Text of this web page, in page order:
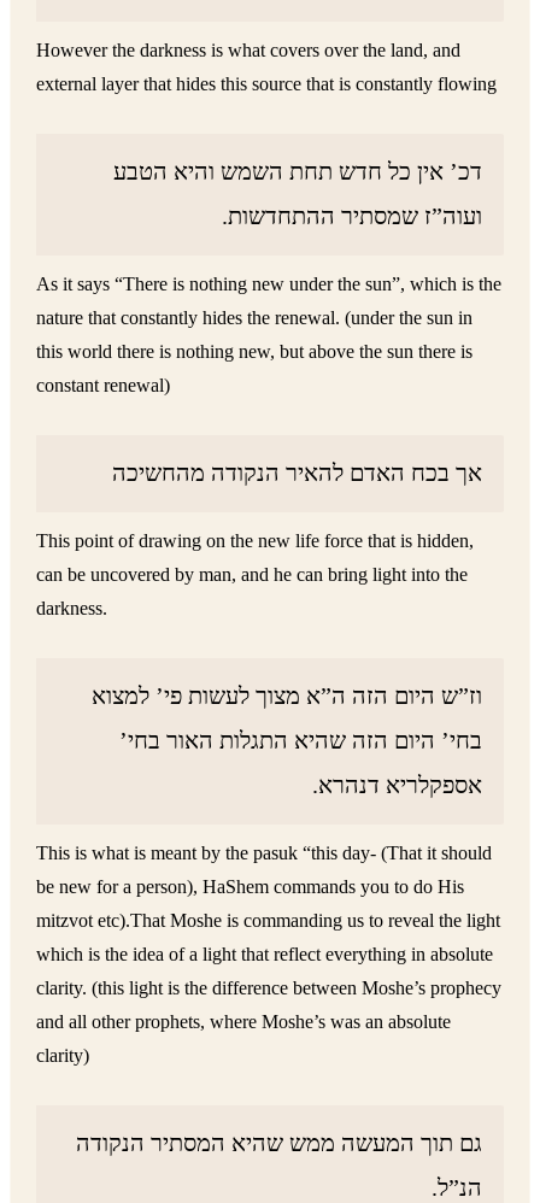
However the darkness is what covers over the land, and
external layer that hides this source that is constantly flowing
דכ’ אין כל חדש תחת השמש והיא הטבע
ועוה”ז שמסתיר ההתחדשות.
As it says “There is nothing new under the sun”, which is the
nature that constantly hides the renewal. (under the sun in
this world there is nothing new, but above the sun there is
constant renewal)
אך בכח האדם להאיר הנקודה מהחשיכה
This point of drawing on the new life force that is hidden,
can be uncovered by man, and he can bring light into the
darkness.
וז”ש היום הזה ה”א מצוך לעשות פי’ למצוא
בחי’ היום הזה שהיא התגלות האור בחי’
אספקלריא דנהרא.
This is what is meant by the pasuk “this day- (That it should
be new for a person), HaShem commands you to do His
mitzvot etc).That Moshe is commanding us to reveal the light
which is the idea of a light that reflect everything in absolute
clarity. (this light is the difference between Moshe’s prophecy
and all other prophets, where Moshe’s was an absolute
clarity)
גם תוך המעשה ממש שהיא המסתיר הנקודה
הנ”ל.